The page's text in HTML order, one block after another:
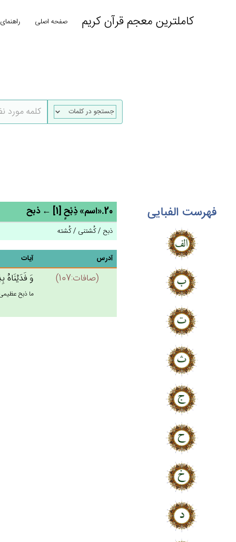
کاملترین معجم قرآن کریم صفحه اصلی
فهرست الفبایی 20.«اسم» ذِبْح‌ٍ [1] ← ذبح
ذبح / کُشتنی / کُشته
آدرس آیات
(صافات:107) وَ فَدَيْنَاه‌ُ
ما ذبح عظيمى